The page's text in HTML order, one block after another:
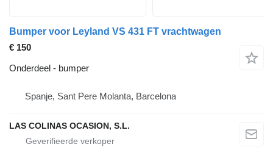
Bumper voor Leyland VS 431 FT vrachtwagen
€ 150
Onderdeel - bumper
Spanje, Sant Pere Molanta, Barcelona
LAS COLINAS OCASION, S.L.